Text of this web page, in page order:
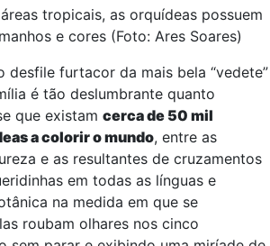
tropicais, as orquídeas possuem
e cores (Foto: Ares Soares)
desfile furtacor da mais bela “vedete”
é tão deslumbrante quanto
que existam cerca de 50 mil
a colorir o mundo, entre as
e as resultantes de cruzamentos
em todas as línguas e
na medida em que se
roubam olhares nos cinco